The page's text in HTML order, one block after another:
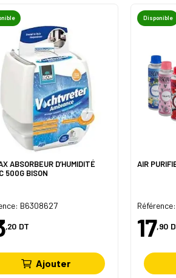
ABSORBEUR D’HUMIDITÉ
500G BISON
B6308627
,20 DT
Ajouter
Disponible
AIR
Référence:
17,90